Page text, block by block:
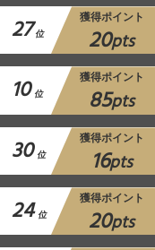
27 位
獲得ポイント
20pts
10 位
獲得ポイント
85pts
30 位
獲得ポイント
16pts
24 位
獲得ポイント
20pts